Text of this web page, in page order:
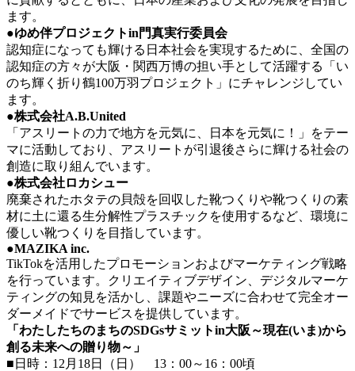
ます。
●ゆめ伴プロジェクトin門真実行委員会
認知症になっても輝ける日本社会を実現するために、全国の
認知症の方々が大阪・関西万博の担い手として活躍する「い
のち輝く折り鶴100万羽プロジェクト」にチャレンジしてい
ます。
●株式会社A.B.United
「アスリートの力で地方を元気に、日本を元気に！」をテー
マに活動しており、アスリートが引退後さらに輝ける社会の
創造に取り組んでいます。
●株式会社ロカシュー
廃棄されたホタテの貝殻を回収した靴つくりや靴つくりの素
材に土に還る生分解性プラスチックを使用するなど、環境に
優しい靴つくりを目指しています。
●MAZIKA inc.
TikTokを活用したプロモーションおよびマーケティング戦略
を行っています。クリエイティブデザイン、デジタルマーケ
ティングの知見を活かし、課題やニーズに合わせて完全オー
ダーメイドでサービスを提供しています。
「わたしたちのまちのSDGsサミットin⼤阪～現在(いま)から
創る未来への贈り物～」
■日時：12月18日（日） 13：00～16：00頃